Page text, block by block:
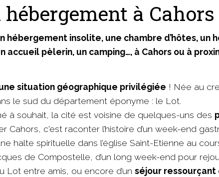
à Cahors
hébergement insolite, une chambre d’hôtes, un
accueil pèlerin, un camping…, à Cahors ou à
situation géographique privilégiée ! Née au
le sud du département éponyme : le Lot.
à souhait, la cité est voisine de quelques-uns des
Cahors, c'est raconter l’histoire d’un week-end
halte spirituelle dans l’église Saint-Etienne au
de Compostelle, d’un long week-end pour
Lot entre amis, ou encore d’un séjour